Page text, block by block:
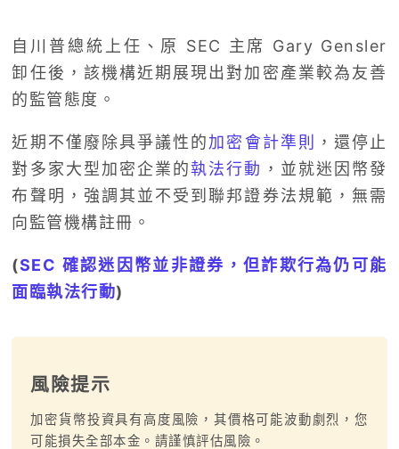
自川普總統上任、原 SEC 主席 Gary Gensler
卸任後，該機構近期展現出對加密產業較為友善
的監管態度。
近期不僅廢除具爭議性的加密會計準則
，還停止
對多家大型加密企業的執法行動 ，並就迷因幣發
布聲明，強調其並不受到聯邦證券法規範，無需
向監管機構註冊。
(SEC 確認迷因幣並非證券，但詐欺行為仍可能
面臨執法行動)
風險提示
加密貨幣投資具有高度風險，其價格可能波動劇烈，您
可能損失全部本金。請謹慎評估風險。